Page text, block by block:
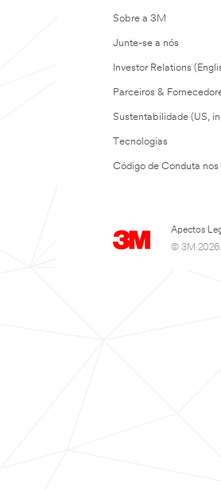
Sobre a 3M
Junte-se a nós
Investor Relations
Parceiros &
Sustentabilidade (US,
Tecnologias
Código de Conduta nos
Apectos
© 3M 2026.